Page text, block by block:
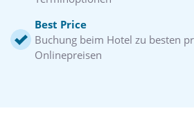
Best Price
Buchung beim Hotel zu besten
Onlinepreisen